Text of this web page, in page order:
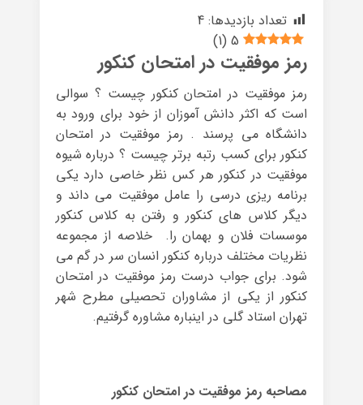
تعداد بازدیدها: 4
5
(
1
)
رمز موفقیت در امتحان کنکور
رمز موفقیت در امتحان کنکور چیست ؟ سوالی
است که اکثر دانش آموزان از خود برای ورود به
دانشگاه می پرسند . رمز موفقیت در امتحان
کنکور برای کسب رتبه برتر چیست ؟ درباره شیوه
موفقیت در کنکور هر کس نظر خاصی دارد یکی
برنامه ریزی درسی را عامل موفقیت می داند و
دیگر کلاس های کنکور و رفتن به کلاس کنکور
موسسات فلان و بهمان را. خلاصه از مجموعه
نظریات مختلف درباره کنکور انسان سر در گم می
شود. برای جواب درست رمز موفقیت در امتحان
کنکور از یکی از مشاوران تحصیلی مطرح شهر
تهران استاد گلی در اینباره مشاوره گرفتیم.
مصاحبه رمز موفقیت در امتحان کنکور